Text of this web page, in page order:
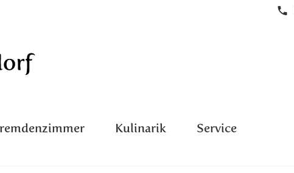
Kulinarik Service